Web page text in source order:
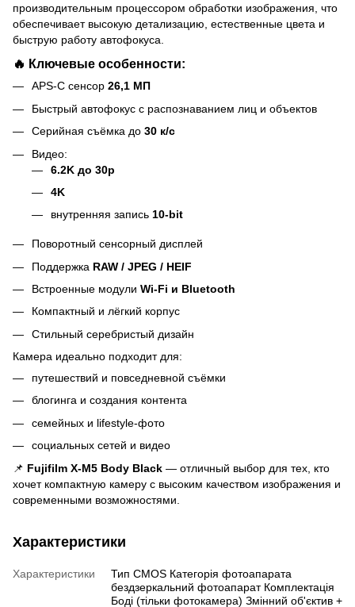
производительным процессором обработки изображения, что
обеспечивает высокую детализацию, естественные цвета и
быструю работу автофокуса.
🔥 Ключевые особенности:
APS-C сенсор 26,1 МП
Быстрый автофокус с распознаванием лиц и объектов
Серийная съёмка до 30 к/с
Видео:
6.2K до 30p
4K
внутренняя запись 10-bit
Поворотный сенсорный дисплей
Поддержка RAW / JPEG / HEIF
Встроенные модули Wi-Fi и Bluetooth
Компактный и лёгкий корпус
Стильный серебристый дизайн
Камера идеально подходит для:
путешествий и повседневной съёмки
блогинга и создания контента
семейных и lifestyle-фото
социальных сетей и видео
📌 Fujifilm X-M5 Body Black — отличный выбор для тех, кто
хочет компактную камеру с высоким качеством изображения и
современными возможностями.
Характеристики
Характеристики
Тип CMOS Категорія фотоапарата
бездзеркальний фотоапарат Комплектація
Боді (тільки фотокамера) Змінний об'єктив +